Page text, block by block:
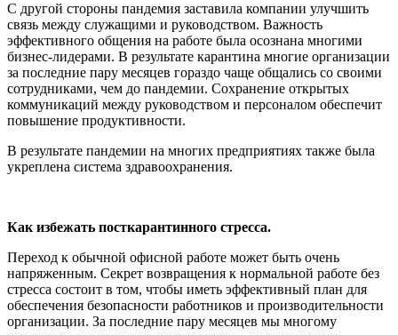
С другой стороны пандемия заставила компании улучшить
связь между служащими и руководством. Важность
эффективного общения на работе была осознана многими
бизнес-лидерами. В результате карантина многие организации
за последние пару месяцев гораздо чаще общались со своими
сотрудниками, чем до пандемии. Сохранение открытых
коммуникаций между руководством и персоналом обеспечит
повышение продуктивности.
В результате пандемии на многих предприятиях также была
укреплена система здравоохранения.
Как избежать посткарантинного стресса.
Переход к обычной офисной работе может быть очень
напряженным. Секрет возвращения к нормальной работе без
стресса состоит в том, чтобы иметь эффективный план для
обеспечения безопасности работников и производительности
организации. За последние пару месяцев мы многому